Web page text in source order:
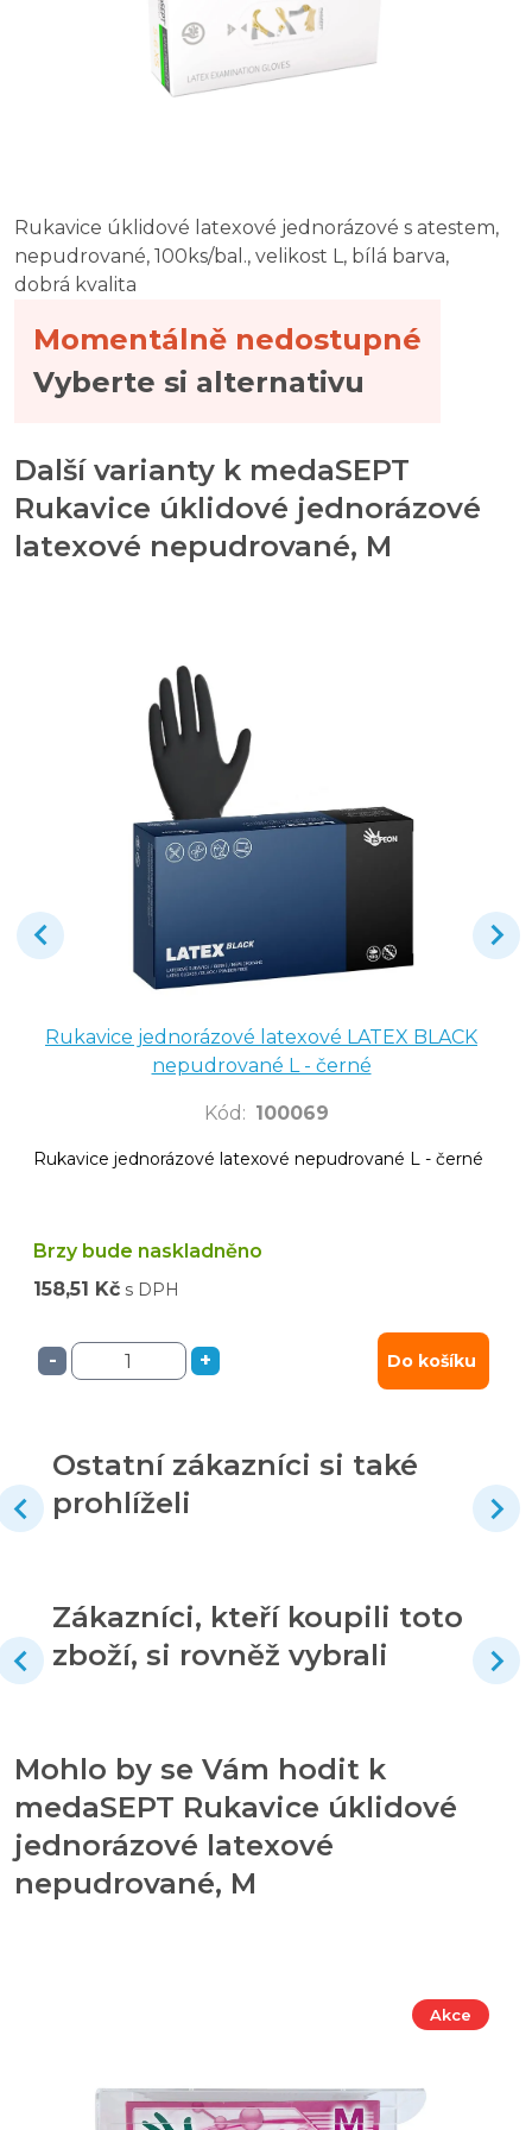
Rukavice úklidové latexové jednorázové s atestem,
nepudrované, 100ks/bal., velikost L, bílá barva,
dobrá kvalita
Momentálně nedostupné
Vyberte si alternativu
Další varianty k medaSEPT
Rukavice úklidové jednorázové
latexové nepudrované, M
Rukavice jednorázové latexové LATEX BLACK
nepudrované L - černé
Kód : 100069
Rukavice jednorázové latexové nepudrované L - černé
Brzy bude naskladněno
158,51 Kč s DPH
- + Do košíku
Ostatní zákazníci si také
prohlíželi
Zákazníci, kteří koupili toto
zboží, si rovněž vybrali
Mohlo by se Vám hodit k
medaSEPT Rukavice úklidové
jednorázové latexové
nepudrované, M
Akce